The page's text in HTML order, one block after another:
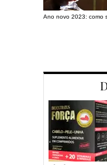
Ano novo 2023: como